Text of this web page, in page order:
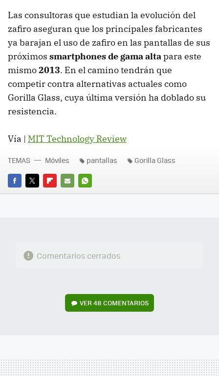
Las consultoras que estudian la evolución del
zafiro aseguran que los principales fabricantes
ya barajan el uso de zafiro en las pantallas de sus
próximos smartphones de gama altapara este
mismo2013. En el camino tendrán que
competir contra alternativas actuales como
Gorilla Glass, cuya última versión ha doblado su
resistencia.
Vía | MIT Technology Review
FACEBOOK
TWITTERFLIPBOARD
E-
WHATSAPP
TEMAS Móviles pantallas Gorilla Glass
Comentarios cerrados
VER48 COMENTARIOS